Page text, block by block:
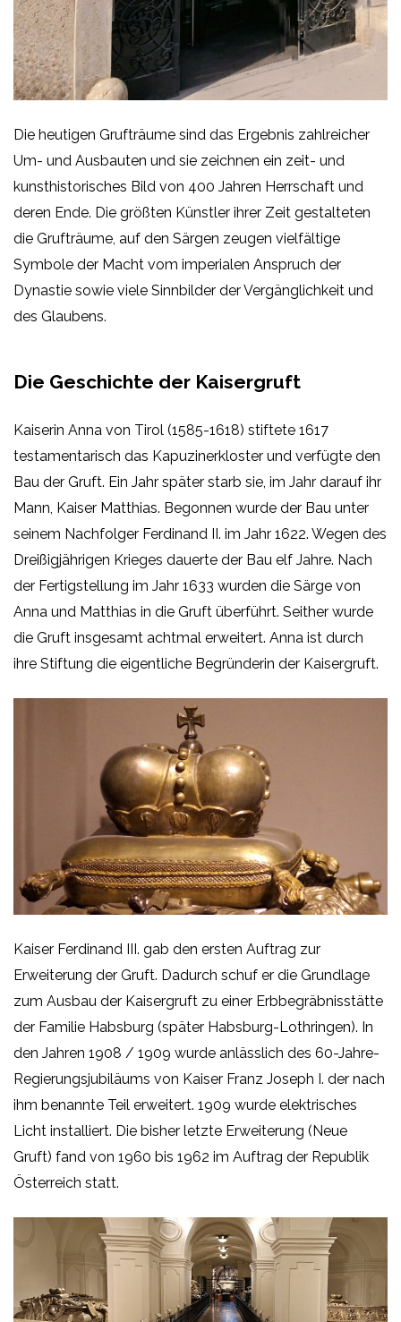
Die heutigen Grufträume sind das Ergebnis zahlreicher
Um- und Ausbauten und sie zeichnen ein zeit- und
kunsthistorisches Bild von 400 Jahren Herrschaft und
deren Ende. Die größten Künstler ihrer Zeit gestalteten
die Grufträume, auf den Särgen zeugen vielfältige
Symbole der Macht vom imperialen Anspruch der
Dynastie sowie viele Sinnbilder der Vergänglichkeit und
des Glaubens.
Die Geschichte der Kaisergruft
Kaiserin Anna von Tirol (1585-1618) stiftete 1617
testamentarisch das Kapuzinerkloster und verfügte den
Bau der Gruft. Ein Jahr später starb sie, im Jahr darauf ihr
Mann, Kaiser Matthias. Begonnen wurde der Bau unter
seinem Nachfolger Ferdinand II. im Jahr 1622. Wegen des
Dreißigjährigen Krieges dauerte der Bau elf Jahre. Nach
der Fertigstellung im Jahr 1633 wurden die Särge von
Anna und Matthias in die Gruft überführt. Seither wurde
die Gruft insgesamt achtmal erweitert. Anna ist durch
ihre Stiftung die eigentliche Begründerin der Kaisergruft.
Kaiser Ferdinand III. gab den ersten Auftrag zur
Erweiterung der Gruft. Dadurch schuf er die Grundlage
zum Ausbau der Kaisergruft zu einer Erbbegräbnisstätte
der Familie Habsburg (später Habsburg-Lothringen). In
den Jahren 1908 / 1909 wurde anlässlich des 60-Jahre-
Regierungsjubiläums von Kaiser Franz Joseph I. der nach
ihm benannte Teil erweitert. 1909 wurde elektrisches
Licht installiert. Die bisher letzte Erweiterung (Neue
Gruft) fand von 1960 bis 1962 im Auftrag der Republik
Österreich statt.